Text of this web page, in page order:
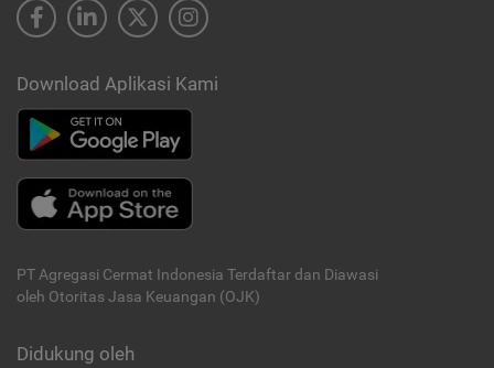
Download Aplikasi Kami
PT Agregasi Cermat Indonesia Terdaftar dan Diawasi
oleh Otoritas Jasa Keuangan (OJK)
Didukung oleh